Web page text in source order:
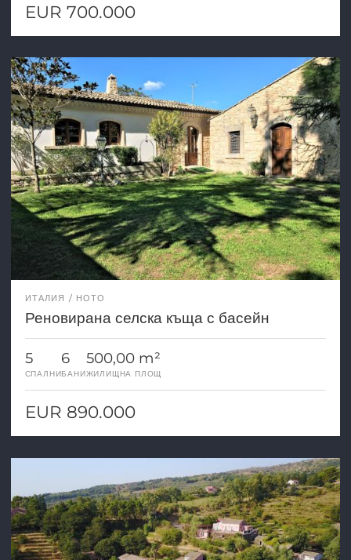
EUR 700.000
ИТАЛИЯ НОТО
Реновирана селска къща с басейн
5
СПАЛНИ
6
БАНИ
500,00 m²
ЖИЛИЩНА ПЛОЩ
EUR 890.000